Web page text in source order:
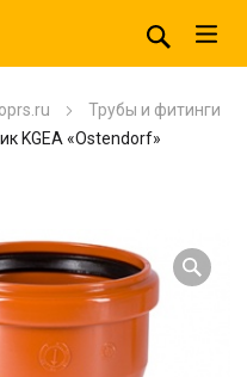
Трубы и фитинги
KGEA «Ostendorf»